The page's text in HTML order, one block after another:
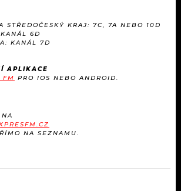
STŘEDOČESKÝ KRAJ: 7C, 7A NEBO 10D
6D
KANÁL 7D
APLIKACE
FM PRO IOS NEBO ANDROID.
NA SEZNAMU.